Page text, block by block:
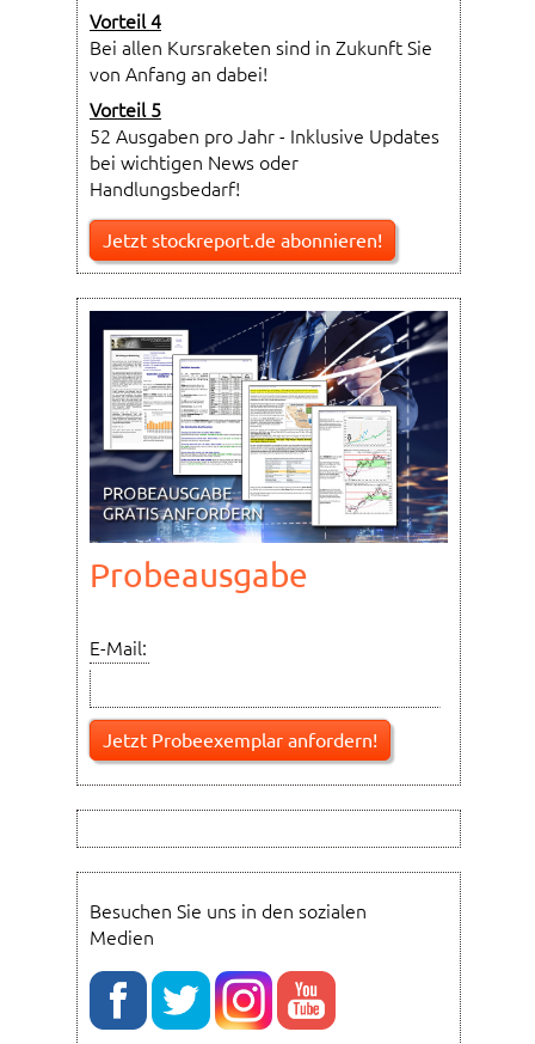
Vorteil 4
Bei allen Kursraketen sind in Zukunft Sie
von Anfang an dabei!
Vorteil 5
52 Ausgaben pro Jahr - Inklusive Updates
bei wichtigen News oder
Handlungsbedarf!
Jetzt stockreport.de abonnieren!
Probeausgabe
E-Mail:
Besuchen Sie uns in den sozialen
Medien